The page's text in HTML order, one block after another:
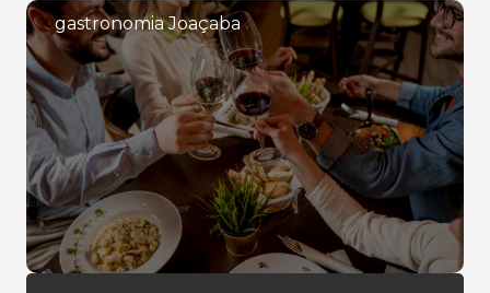
gastronomia Joaçaba